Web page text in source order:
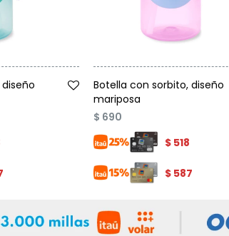
Botella con sorbito, diseño
mariposa
$ 690
$ 518
$ 587